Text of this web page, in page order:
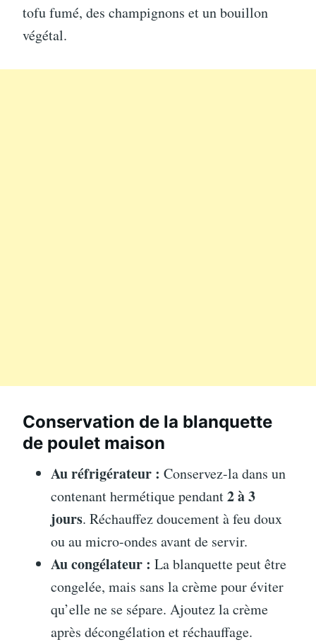
tofu fumé, des champignons et un bouillon
végétal.
Conservation de la blanquette
de poulet maison
Au réfrigérateur : Conservez-la dans un
contenant hermétique pendant2 à 3
jours. Réchauffez doucement à feu doux
ou au micro-ondes avant de servir.
Au congélateur : La blanquette peut être
congelée, mais sans la crème pour éviter
qu’elle ne se sépare. Ajoutez la crème
après décongélation et réchauffage.